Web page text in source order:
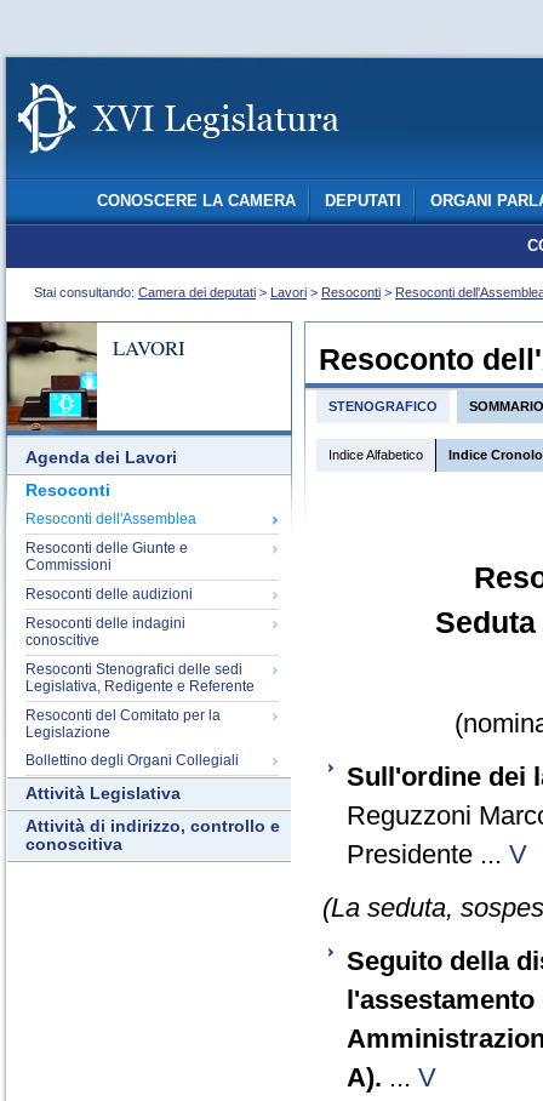
CONOSCERE LA CAMERA DEPUTATI ORGANI
Stai consultando: Camera dei deputati > Lavori > Resoconti > Resoconti
LAVORI
Agenda dei Lavori
Resoconti
Resoconti dell'Assemblea
Resoconti delle Giunte e
Commissioni
Resoconti delle audizioni
Resoconti delle indagini
conoscitive
Resoconti Stenografici delle sedi
Legislativa, Redigente e Referente
Resoconti del Comitato per la
Legislazione
Bollettino degli Organi Collegiali
Attività Legislativa
Attività di indirizzo, controllo e
conoscitiva
Resoconto
STENOGRAFICO SOMMARIO
Indice Alfabetico Indice
Sull'ordine dei
Reguzzoni
Presidente ... V
(La seduta,
Seguito della
A). ... V